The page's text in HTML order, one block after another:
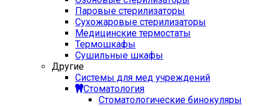
Паровые стерилизаторы
Сухожаровые стерилизаторы
Медицинские термостаты
Термошкафы
Сушильные шкафы
Другие
Системы для мед учреждений
Стоматология
Стоматологические бинокуляры